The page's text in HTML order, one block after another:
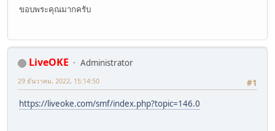
ขอบพระคุณมากครับ
LiveOKE
Administrator
#1
29 ธันวาคม, 2022, 15:14:50
https://liveoke.com/smf/index.php?topic=146.0